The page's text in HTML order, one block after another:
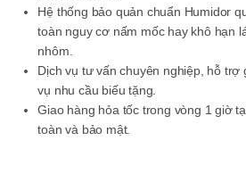
Hệ thống bảo quản chuẩn Humidor
toàn nguy cơ nấm mốc hay khô hạn
nhôm.
Dịch vụ tư vấn chuyên nghiệp, hỗ trợ
vụ nhu cầu biếu tặng.
Giao hàng hỏa tốc trong vòng 1 giờ
toàn và bảo mật.